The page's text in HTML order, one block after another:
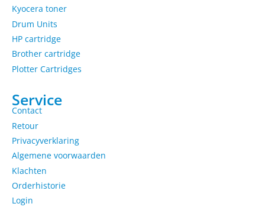
Kyocera toner
Drum Units
HP cartridge
Brother cartridge
Plotter Cartridges
Service
Contact
Retour
Privacyverklaring
Algemene voorwaarden
Klachten
Orderhistorie
Login